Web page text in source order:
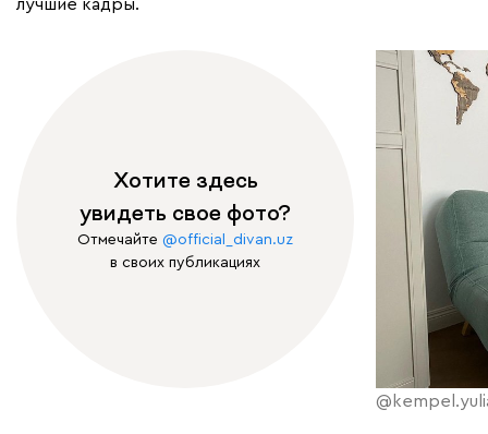
лучшие кадры.
Хотите здесь
увидеть свое фото?
Отмечайте @official_divan.uz
в своих публикациях